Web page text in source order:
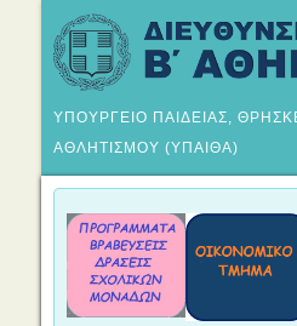
ΥΠΟΥΡΓΕΙΟ ΠΑΙΔΕΙΑΣ,
ΑΘΛΗΤΙΣΜΟΥ (ΥΠΑΙΘΑ)